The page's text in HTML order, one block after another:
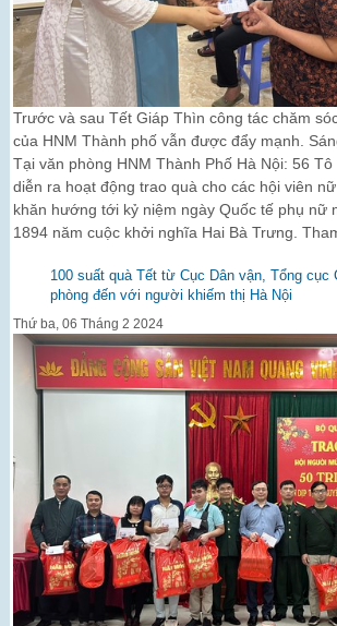
Trước và sau Tết Giáp Thìn công tác chăm
của HNM Thành phố vẫn được đẩy mạnh.
Tại văn phòng HNM Thành Phố Hà Nội: 56
diễn ra hoạt động trao quà cho các hội viên
khăn hướng tới kỷ niệm ngày Quốc tế phụ nữ
1894 năm cuộc khởi nghĩa Hai Bà Trưng.
100 suất quà Tết từ Cục Dân vận, Tổng cục
phòng đến với người khiếm thị Hà Nội
Thứ ba, 06 Tháng 2 2024